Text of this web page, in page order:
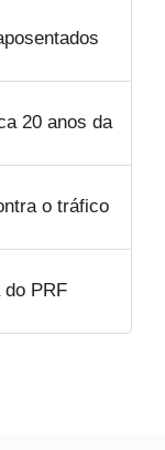
20 anos da
o tráfico
do PRF